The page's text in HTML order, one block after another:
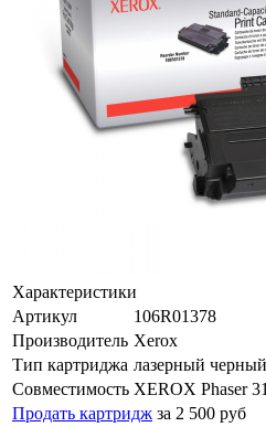
Характеристики
Артикул
106R01378
Производитель Xerox
Тип картриджа лазерный черный
Совместимость XEROX Phaser
Продать картридж за 2 500 руб